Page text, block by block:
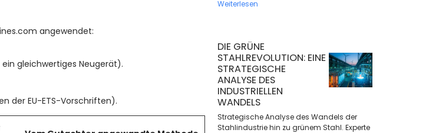
angewendet:
gleichwertiges Neugerät).
der EU-ETS-Vorschriften).
Weiterlesen
DIE GRÜNE
STAHLREVOLUTION: EINE
STRATEGISCHE
ANALYSE DES
INDUSTRIELLEN
WANDELS
Strategische Analyse des Wandels der
Stahlindustrie hin zu grünem Stahl. Experte